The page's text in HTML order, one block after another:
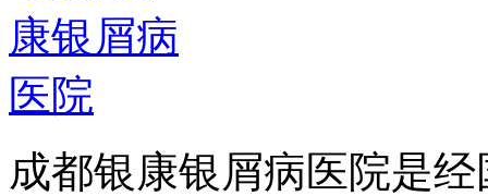
成都银康银屑病医院是